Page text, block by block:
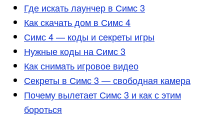
Где искать лаунчер в Симс 3
Как скачать дом в Симс 4
Симс 4 — коды и секреты игры
Нужные коды на Симс 3
Как снимать игровое видео
Секреты в Симс 3 — свободная камера
Почему вылетает Симс 3 и как с этим
бороться